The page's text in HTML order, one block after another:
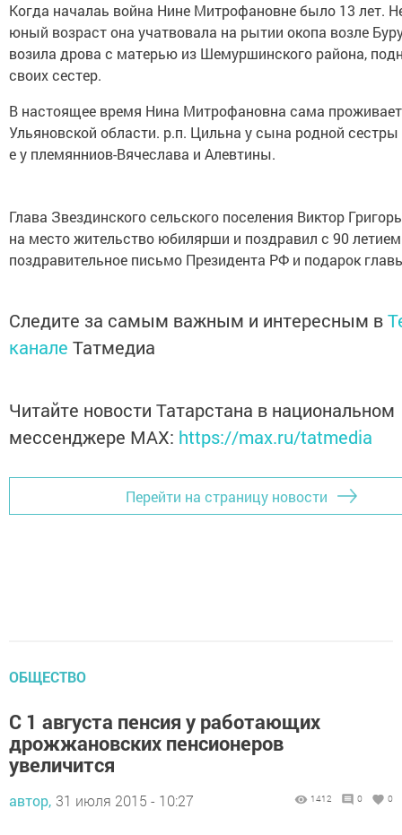
Когда началаь война Нине Митрофановне было 13 лет.
юный возраст она учатвовала на рытии окопа возле
возила дрова с матерью из Шемуршинского района,
своих сестер.
В настоящее время Нина Митрофановна сама
Ульяновской области. р.п. Цильна у сына родной
е у племянниов-Вячеслава и Алевтины.
Глава Звездинского сельского поселения Виктор
на место жительство юбилярши и поздравил с 90
поздравительное письмо Президента РФ и подарок
Следите за самым важным и интересным в
канале Татмедиа
Читайте новости Татарстана в национальном
мессенджере MАХ: https://max.ru/tatmedia
Перейти на страницу новости
ОБЩЕСТВО
С 1 августа пенсия у работающих
дрожжановских пенсионеров
увеличится
автор, 31 июля 2015 - 10:27 1412 0 0